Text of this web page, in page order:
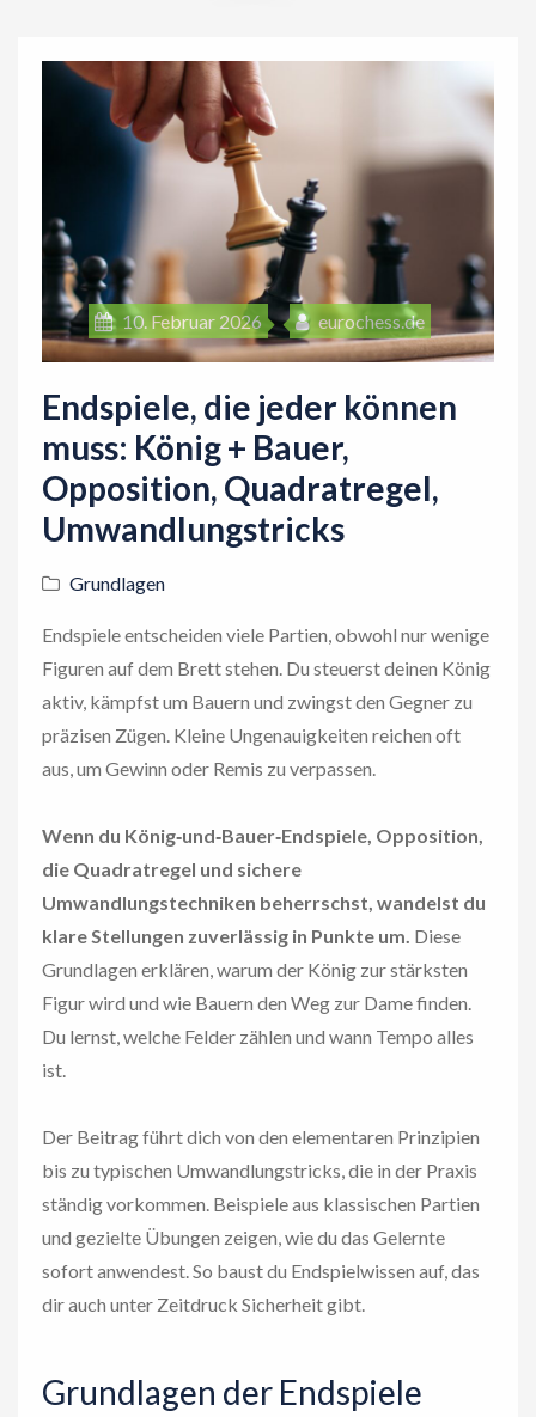
10. Februar 2026 eurochess.de
Endspiele, die jeder können
muss: König + Bauer,
Opposition, Quadratregel,
Umwandlungstricks
Grundlagen
Endspiele entscheiden viele Partien, obwohl nur wenige
Figuren auf dem Brett stehen. Du steuerst deinen König
aktiv, kämpfst um Bauern und zwingst den Gegner zu
präzisen Zügen. Kleine Ungenauigkeiten reichen oft
aus, um Gewinn oder Remis zu verpassen.
Wenn du König‑und‑Bauer‑Endspiele, Opposition,
die Quadratregel und sichere
Umwandlungstechniken beherrschst, wandelst du
klare Stellungen zuverlässig in Punkte um. Diese
Grundlagen erklären, warum der König zur stärksten
Figur wird und wie Bauern den Weg zur Dame finden.
Du lernst, welche Felder zählen und wann Tempo alles
ist.
Der Beitrag führt dich von den elementaren Prinzipien
bis zu typischen Umwandlungstricks, die in der Praxis
ständig vorkommen. Beispiele aus klassischen Partien
und gezielte Übungen zeigen, wie du das Gelernte
sofort anwendest. So baust du Endspielwissen auf, das
dir auch unter Zeitdruck Sicherheit gibt.
Grundlagen der Endspiele